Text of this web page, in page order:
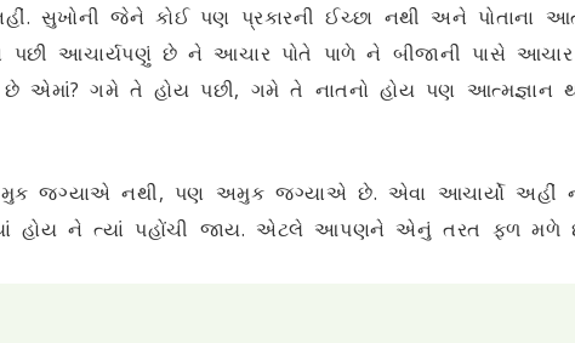
સુખોની જેને કોઈ પણ પ્રકારની ઈચ્છા નથી અને પોતાના
આચાર્યપણું છે ને આચાર પોતે પાળે ને બીજાની પાસે આચાર
છે એમાં? ગમે તે હોય પછી, ગમે તે નાતનો હોય પણ
જગ્યાએ નથી, પણ અમુક જગ્યાએ છે. એવા આચાર્યો અહીં
હોય ને ત્યાં પહોંચી જાય. એટલે આપણને એનું તરત ફળ મળે